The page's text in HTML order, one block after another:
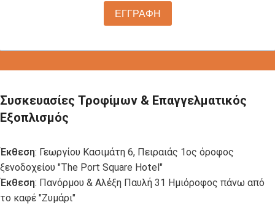
ΕΓΓΡΑΦΗ
Συσκευασίες Τροφίμων & Επαγγελματικός
Εξοπλισμός
Έκθεση: Γεωργίου Κασιμάτη 6, Πειραιάς 1ος όροφος
ξενοδοχείου "The Port Square Hotel"
Έκθεση: Πανόρμου & Αλέξη Παυλή 31 Ημιόροφος πάνω από
το καφέ "Ζυμάρι"